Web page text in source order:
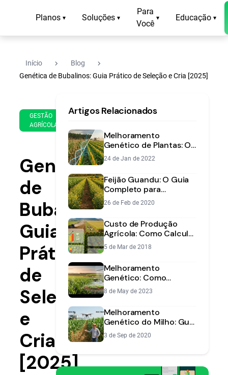
Planos ▾ Soluções ▾
Para
Você
▾ Educação ▾
Início navigate_next Blog navigate_next
Genética de Bubalinos: Guia Prático de Seleção e Cria [2025]
GESTÃO
AGRÍCOLA
de
de
2025
min
leitura
Genética
de
Bubalinos:
Guia
Prático
de
Seleção
e
Cria
[2025]
Artigos Relacionados
Melhoramento
Genético de Plantas: O
que é e por que é
crucial para sua lavoura
24 de Jan de 2022
Feijão Guandu: O Guia
Completo para
Produção, Consórcio e
Benefícios
26 de Feb de 2020
Custo de Produção
Agrícola: Como Calcular
o Custo Real por Safra e
Talhão
5 de Mar de 2018
Melhoramento
Genético: Como
Aumentar a
Produtividade da
Lavoura
8 de May de 2023
Melhoramento
Genético do Milho: Guia
Completo de Híbridos e
Transgênicos
3 de Sep de 2020